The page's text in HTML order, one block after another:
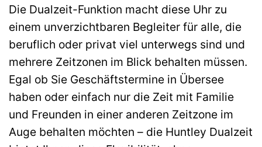
Die Dualzeit-Funktion macht diese Uhr zu
einem unverzichtbaren Begleiter für alle, die
beruflich oder privat viel unterwegs sind und
mehrere Zeitzonen im Blick behalten müssen.
Egal ob Sie Geschäftstermine in Übersee
haben oder einfach nur die Zeit mit Familie
und Freunden in einer anderen Zeitzone im
Auge behalten möchten – die Huntley Dualzeit